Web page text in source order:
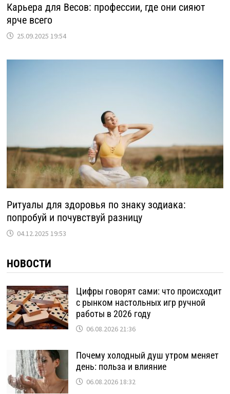
Карьера для Весов: профессии, где они сияют
ярче всего
25.09.2025 19:54
Ритуалы для здоровья по знаку зодиака:
попробуй и почувствуй разницу
04.12.2025 19:53
НОВОСТИ
Цифры говорят сами: что происходит
с рынком настольных игр ручной
работы в 2026 году
06.08.2026 21:36
Почему холодный душ утром меняет
день: польза и влияние
06.08.2026 18:32